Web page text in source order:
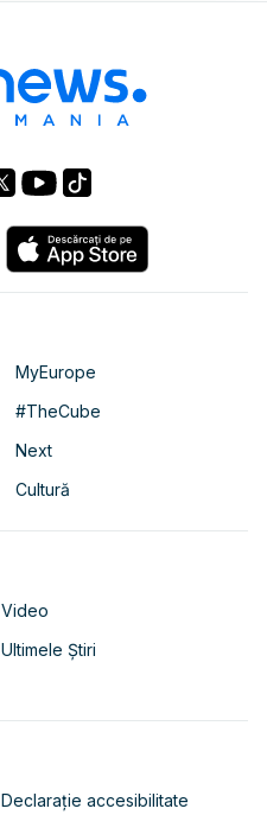
MyEurope
#TheCube
Next
Cultură
Video
Ultimele Știri
Declarație accesibilitate